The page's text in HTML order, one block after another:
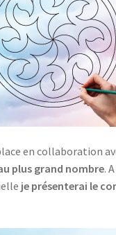
en collaboration
plus grand nombre.
je présenterai le